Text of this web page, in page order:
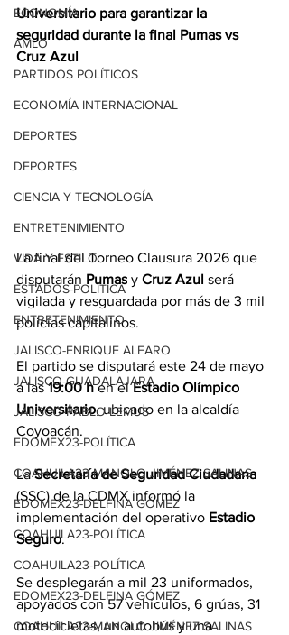
ECONOMÍA
AMLO
PARTIDOS POLÍTICOS
ECONOMÍA INTERNACIONAL
DEPORTES
DEPORTES
CIENCIA Y TECNOLOGÍA
ENTRETENIMIENTO
VIDA Y ESTILO
ESTADOS-POLÍTICA
ENTRETENIMIENTO
JALISCO-ENRIQUE ALFARO
JALISCO-GUADALAJARA
JALISCO-PABLO LEMUS
EDOMEX23-POLÍTICA
COAHUILA23-MANOLO JIMÉNEZ SALINAS
EDOMEX23-DELFINA GÓMEZ
COAHUILA23-POLÍTICA
COAHUILA23-POLÍTICA
EDOMEX23-DELFINA GÓMEZ
COAHUILA23-MANOLO JIMÉNEZ SALINAS
Universitario para garantizar la
seguridad durante la final Pumas vs
Cruz Azul
La final del Torneo Clausura 2026 que
disputarán Pumas y Cruz Azul será
vigilada y resguardada por más de 3 mil
policías capitalinos.
El partido se disputará este 24 de mayo
a las 19:00 h en el Estadio Olímpico
Universitario, ubicado en la alcaldía
Coyoacán.
La Secretaría de Seguridad Ciudadana
(SSC) de la CDMX informó la
implementación del operativo Estadio
Seguro.
Se desplegarán a mil 23 uniformados,
apoyados con 57 vehículos, 6 grúas, 31
motocicletas, un autobús y una